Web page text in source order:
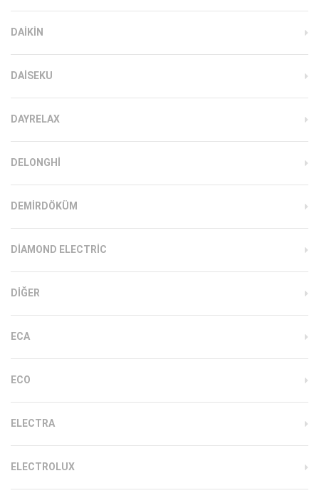
DAIKIN
DAISEKU
DAYRELAX
DELONGHI
DEMIRDÖKÜM
DIAMOND ELECTRIC
DIĞER
ECA
ECO
ELECTRA
ELECTROLUX